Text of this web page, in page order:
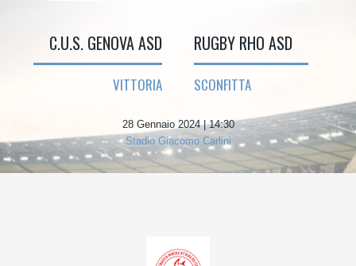
C.U.S. GENOVA ASD
VITTORIA
RUGBY RHO ASD
SCONFITTA
28 Gennaio 2024 | 14:30
Stadio Giacomo Carlini